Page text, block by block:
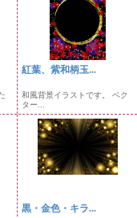
紅葉、紫和柄玉...
和風背景イラストです。 ベク
ター...
黒・金色・キラ...